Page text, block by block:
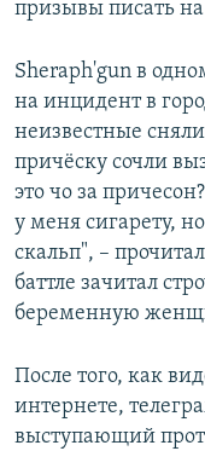
призывы писать
Sheraph'gun в
на инцидент в
неизвестные
причёску сочли
это чо за
у меня сигарету,
скальп", –
баттле зачитал
беременную
После того, как
интернете,
выступающий